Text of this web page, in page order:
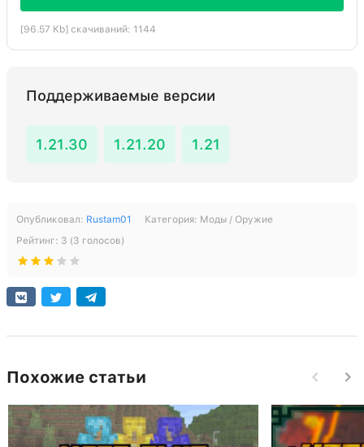
[96.57 Kb] скачиваний: 1144
Поддерживаемые версии
1.21.30 1.21.20 1.21
Опубликовал: Rustam01 Категория: Моды / Оружие
Рейтинг: 3 (3 голосов)
Похожие статьи